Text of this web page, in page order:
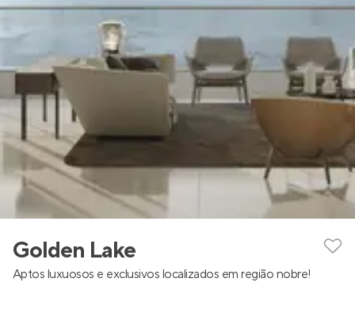
Golden Lake
Aptos luxuosos e exclusivos localizados em região nobre!